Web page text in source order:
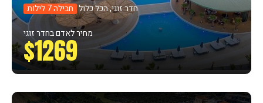
חדר זוגי, הכל כלול חבילה 7 לילות
מחיר לאדם בחדר זוגי
$1269